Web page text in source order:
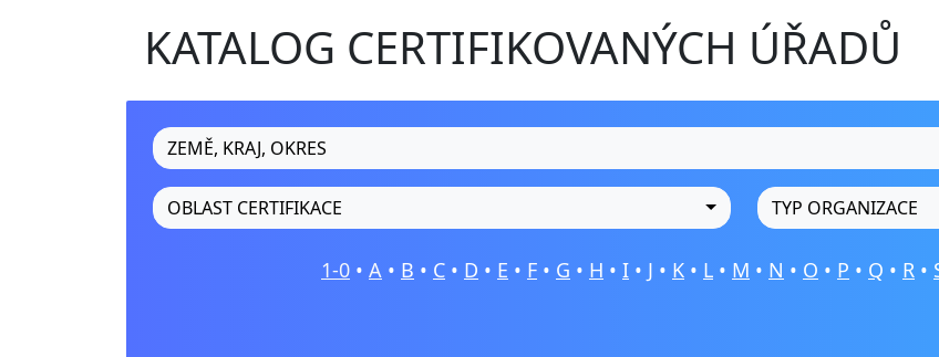
KATALOG CERTIFIKOVANÝCH ÚŘADŮ
ZEMĚ, KRAJ, OKRES
OBLAST CERTIFIKACE TYP ORGANIZACE
1-0 • A • B • C • D • E • F • G • H • I • J • K • L • M • N • O • P • Q • R •